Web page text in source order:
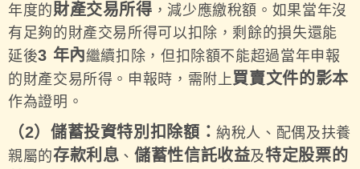
年度的財產交易所得 ，減少應繳稅額。如果當年沒
有足夠的財產交易所得可以扣除，剩餘的損失還能
延後3 年內繼續扣除，但扣除額不能超過當年申報
的財產交易所得。申報時，需附上買賣文件的影本
作為證明。
（2）儲蓄投資特別扣除額：納稅人、配偶及扶養
親屬的存款利息 、儲蓄性信託收益及特定股票的